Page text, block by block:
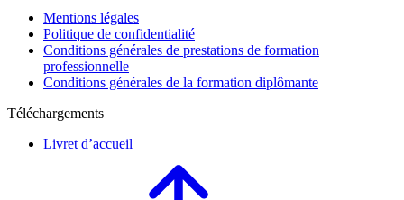
Mentions légales
Politique de confidentialité
Conditions générales de prestations de formation
professionnelle
Conditions générales de la formation diplômante
Téléchargements
Livret d’accueil